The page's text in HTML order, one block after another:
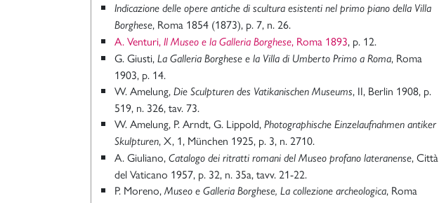
Indicazione delle opere antiche di scultura esistenti nel primo piano della Villa
Borghese, Roma 1854 (1873), p. 7, n. 26.
A. Venturi, Il Museo e la Galleria Borghese, Roma 1893, p. 12.
G. Giusti, La Galleria Borghese e la Villa di Umberto Primo a Roma, Roma
1903, p. 14.
W. Amelung, Die Sculpturen des Vatikanischen Museums, II, Berlin 1908, p.
519, n. 326, tav. 73.
W. Amelung, P. Arndt, G. Lippold, Photographische Einzelaufnahmen antiker
Skulpturen, X, 1, München 1925, p. 3, n. 2710.
A. Giuliano, Catalogo dei ritratti romani del Museo profano lateranense, Città
del Vaticano 1957, p. 32, n. 35a, tavv. 21-22.
P. Moreno, Museo e Galleria Borghese, La collezione archeologica, Roma